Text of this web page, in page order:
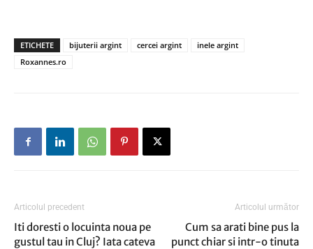
ETICHETE bijuterii argint cercei argint
inele argint
Roxannes.ro
Articolul precedent
Iti doresti o locuinta noua pe
gustul tau in Cluj? Iata cateva
Articolul următor
Cum sa arati bine pus la
punct chiar si intr-o tinuta